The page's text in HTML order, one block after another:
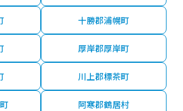
十勝郡浦幌町
厚岸郡厚岸町
川上郡標茶町
阿寒郡鶴居村